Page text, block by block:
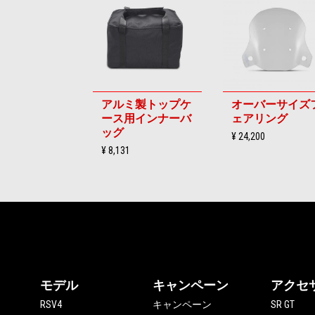
アルミ製トップケ
ース用インナーバ
ッグ
¥ 8,131
オーバーサイズ
ェアリング
¥ 24,200
モデル
RSV4
キャンペーン
キャンペーン
アクセ
SR GT